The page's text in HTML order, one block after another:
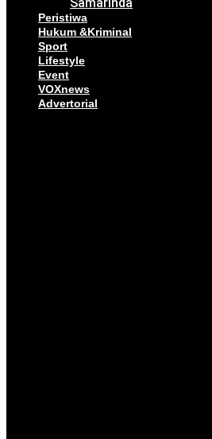
Peristiwa
Hukum &Kriminal
Sport
Lifestyle
Event
VOXnews
Advertorial